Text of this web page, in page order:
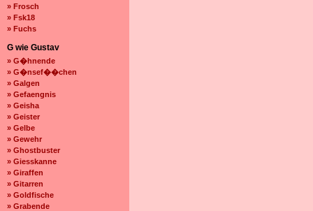
» Frosch
» Fsk18
» Fuchs
G wie Gustav
» G�hnende
» G�nsef��chen
» Galgen
» Gefaengnis
» Geisha
» Geister
» Gelbe
» Gewehr
» Ghostbuster
» Giesskanne
» Giraffen
» Gitarren
» Goldfische
» Grabende